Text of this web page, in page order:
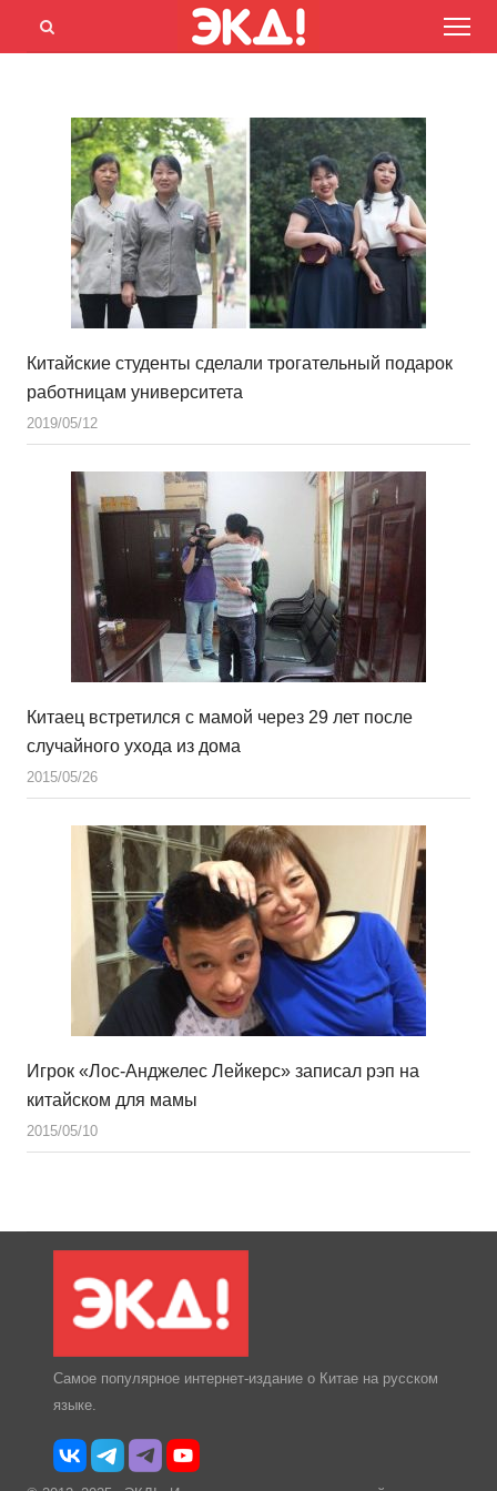
Menu
Открыть
Китайские студенты сделали трогательный подарок
работницам университета
2019/05/12
Китаец встретился с мамой через 29 лет после
случайного ухода из дома
2015/05/26
Игрок «Лос-Анджелес Лейкерс» записал рэп на
китайском для мамы
2015/05/10
Самое популярное интернет-издание о Китае на русском
языке.